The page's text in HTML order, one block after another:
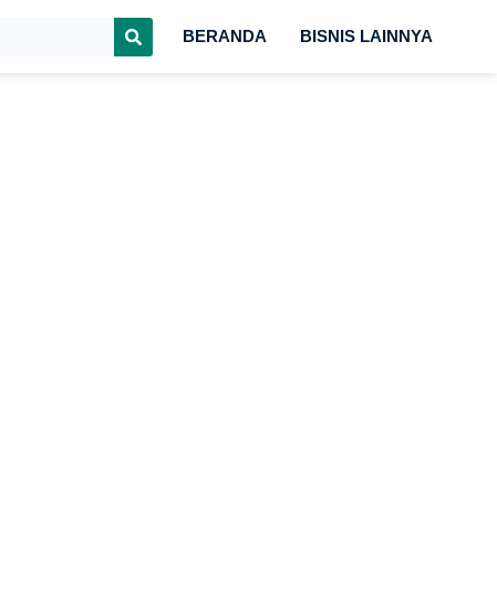
BERANDA BISNIS LAINNYA